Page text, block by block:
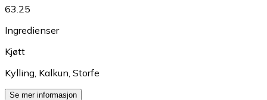
63.25
Ingredienser
Kjøtt
Kylling Kalkun Storfe
Se mer informasjon